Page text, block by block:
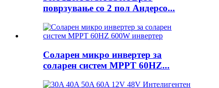
поврзување со 2 пол Андерсо...
Соларен микро инвертер за
соларен систем MPPT 60HZ...